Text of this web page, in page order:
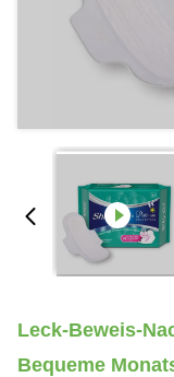
Leck-Beweis-
Bequeme